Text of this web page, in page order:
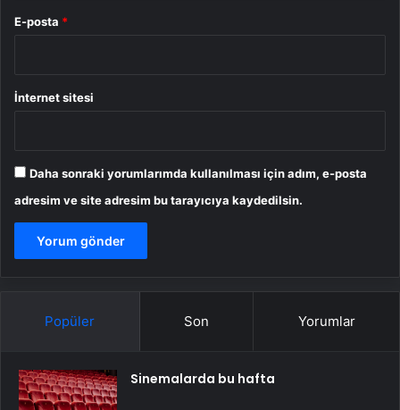
E-posta *
İnternet sitesi
Daha sonraki yorumlarımda kullanılması için adım, e-posta
adresim ve site adresim bu tarayıcıya kaydedilsin.
Popüler Son Yorumlar
Sinemalarda bu hafta